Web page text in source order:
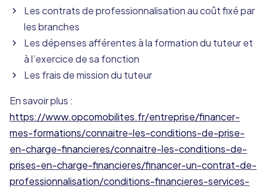
Les contrats de professionnalisation au coût fixé par
les branches
Les dépenses afférentes à la formation du tuteur et
à l’exercice de sa fonction
Les frais de mission du tuteur
En savoir plus :
https://www.opcomobilites.fr/entreprise/financer-
mes-formations/connaitre-les-conditions-de-prise-
en-charge-financieres/connaitre-les-conditions-de-
prises-en-charge-financieres/financer-un-contrat-de-
professionnalisation/conditions-financieres-services-